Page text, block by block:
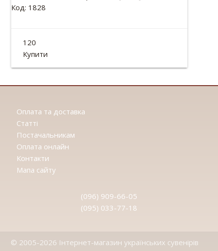
Код: 1828
Висота: 12см
120
Купити
Оплата та доставка
Статтi
Постачальникам
Оплата онлайн
Контакти
Мапа сайту
(096) 909-66-05
(095) 033-77-18
© 2005-2026 Інтернет-магазин українських сувенірів